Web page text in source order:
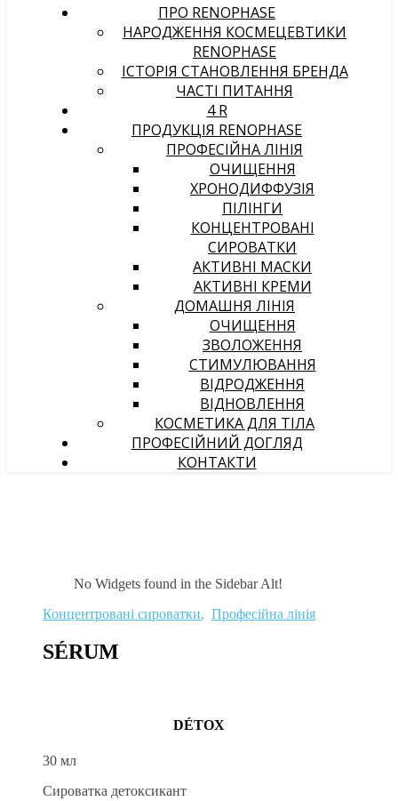
ПРО RENOPHASE
НАРОДЖЕННЯ КОСМЕЦЕВТИКИ
RENOPHASE
ІСТОРІЯ СТАНОВЛЕННЯ БРЕНДА
ЧАСТІ ПИТАННЯ
4 R
ПРОДУКЦІЯ RENOPHASE
ПРОФЕСІЙНА ЛІНІЯ
ОЧИЩЕННЯ
ХРОНОДИФФУЗІЯ
ПІЛІНГИ
КОНЦЕНТРОВАНІ
СИРОВАТКИ
АКТИВНІ МАСКИ
АКТИВНІ КРЕМИ
ДОМАШНЯ ЛІНІЯ
ОЧИЩЕННЯ
ЗВОЛОЖЕННЯ
СТИМУЛЮВАННЯ
ВІДРОДЖЕННЯ
ВІДНОВЛЕННЯ
КОСМЕТИКА ДЛЯ ТІЛА
ПРОФЕСІЙНИЙ ДОГЛЯД
КОНТАКТИ
No Widgets found in the Sidebar Alt!
Концентровані сироватки, Професійна лінія
SÉRUM
DÉTOX
30 мл
Сироватка детоксикант